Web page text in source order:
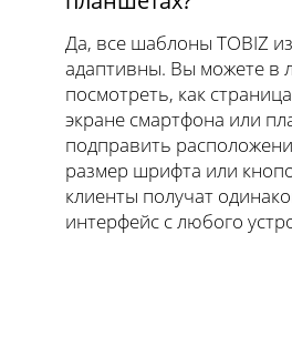
Да, все шаблоны TOBIZ
адаптивны. Вы можете в
посмотреть, как
экране смартфона или
подправить
размер шрифта или
клиенты получат
интерфейс с любого